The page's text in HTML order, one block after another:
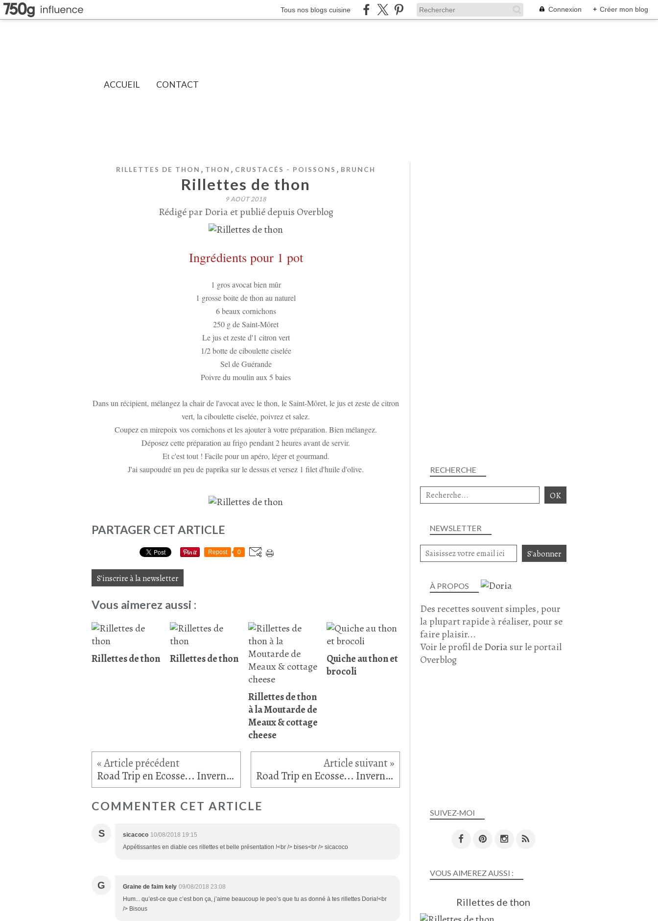
Tous nos blogs cuisine Connexion + Créer mon blog
ACCUEIL CONTACT
RILLETTES DE THON , THON , CRUSTACÉS - POISSONS , BRUNCH
Rillettes de thon
9 AOÛT 2018
Rédigé par Doria et publié depuis Overblog
Ingrédients pour 1 pot
1 gros avocat bien mûr
1 grosse boite de thon au naturel
6 beaux cornichons
250 g de Saint-Môret
Le jus et zeste d'1 citron vert
1/2 botte de ciboulette ciselée
Sel de Guérande
Poivre du moulin aux 5 baies
Dans un récipient, mélangez la chair de l'avocat avec le thon, le Saint-Môret, le jus et zeste de citron
vert, la ciboulette ciselée, poivrez et salez.
Coupez en mirepoix vos cornichons et les ajouter à votre préparation. Bien mélangez.
Déposez cette préparation au frigo pendant 2 heures avant de servir.
Et c'est tout ! Facile pour un apéro, léger et gourmand.
J'ai saupoudré un peu de paprika sur le dessus et versez 1 filet d'huile d'olive.
PARTAGER CET ARTICLE
Repost 0
S'inscrire à la newsletter
Vous aimerez aussi :
Rillettes de thon Rillettes de thon
Rillettes de thon
à la Moutarde de
Meaux & cottage
cheese
Quiche au thon et
brocoli
Road Trip en Ecosse... Inverness (1) Road Trip en Ecosse... Inverness (2)
COMMENTER CET ARTICLE
S sicacoco 10/08/2018 19:15
Appétissantes en diable ces rillettes et belle présentation !<br /> bises<br /> sicacoco
G Graine de faim kely 09/08/2018 23:08
Hum... qu’est-ce que c’est bon ça, j’aime beaucoup le peo’s que tu as donné à tes rillettes Doria!<br
/> Bisous
NEWSLETTER
SUIVEZ-MOI
RECHERCHE
À PROPOS
Des recettes souvent simples, pour
la plupart rapide à réaliser, pour se
faire plaisir...
Voir le profil deDoriasur le portail
Overblog
VOUS AIMEREZ AUSSI :
Rillettes de thon